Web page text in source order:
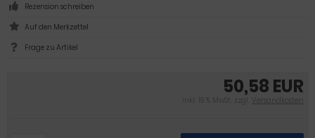
50,58 EUR
inkl. 19 % MwSt. zzgl. Versandkosten
Rezension schreiben
Frage zu Artikel